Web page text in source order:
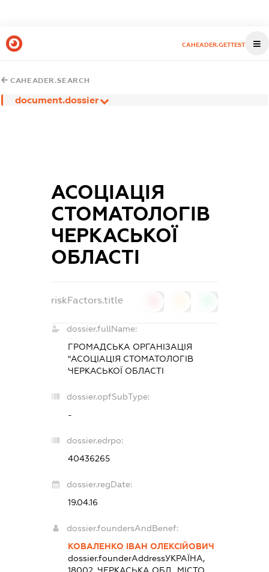
CAHEADER.GETTEST
CAHEADER.SEARCH
document.dossier
АСОЦІАЦІЯ
СТОМАТОЛОГІВ
ЧЕРКАСЬКОЇ
ОБЛАСТІ
riskFactors.title
dossier.fullName:
ГРОМАДСЬКА ОРГАНІЗАЦІЯ
"АСОЦІАЦІЯ СТОМАТОЛОГІВ
ЧЕРКАСЬКОЇ ОБЛАСТІ
dossier.opfSubType:
-
dossier.edrpo:
40436265
dossier.regDate:
19.04.16
dossier.foundersAndBenef:
КОВАЛЕНКО ІВАН ОЛЕКСІЙОВИЧ
dossier.founderAddressУКРАЇНА,